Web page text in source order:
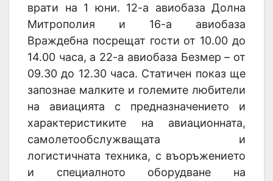
врати на 1 юни. 12-а авиобаза Долна
Митрополия и 16-а авиобаза
Враждебна посрещат гости от 10.00 до
14.00 часа, а 22-а авиобаза Безмер – от
09.30 до 12.30 часа. Статичен показ ще
запознае малките и големите любители
на авиацията с предназначението и
характеристиките на авиационната,
самолетообслужващата и
логистичната техника, с въоръжението
и специалното оборудване на